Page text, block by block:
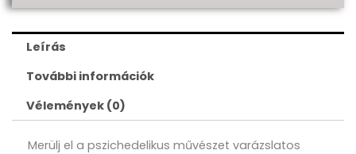
Leírás
További információk
Vélemények (0)
Merülj el a pszichedelikus művészet varázslatos